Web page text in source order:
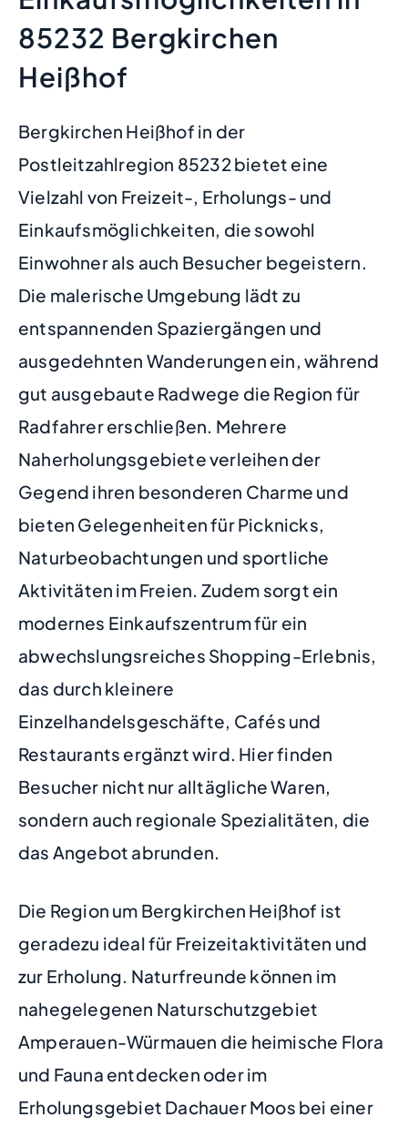
85232 Bergkirchen
Heißhof
Bergkirchen Heißhof in der
Postleitzahlregion 85232 bietet eine
Vielzahl von Freizeit-, Erholungs- und
Einkaufsmöglichkeiten, die sowohl
Einwohner als auch Besucher begeistern.
Die malerische Umgebung lädt zu
entspannenden Spaziergängen und
ausgedehnten Wanderungen ein, während
gut ausgebaute Radwege die Region für
Radfahrer erschließen. Mehrere
Naherholungsgebiete verleihen der
Gegend ihren besonderen Charme und
bieten Gelegenheiten für Picknicks,
Naturbeobachtungen und sportliche
Aktivitäten im Freien. Zudem sorgt ein
modernes Einkaufszentrum für ein
abwechslungsreiches Shopping-Erlebnis,
das durch kleinere
Einzelhandelsgeschäfte, Cafés und
Restaurants ergänzt wird. Hier finden
Besucher nicht nur alltägliche Waren,
sondern auch regionale Spezialitäten, die
das Angebot abrunden.
Die Region um Bergkirchen Heißhof ist
geradezu ideal für Freizeitaktivitäten und
zur Erholung. Naturfreunde können im
nahegelegenen Naturschutzgebiet
Amperauen-Würmauen die heimische Flora
und Fauna entdecken oder im
Erholungsgebiet Dachauer Moos bei einer